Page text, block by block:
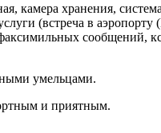
камера хранения,
(встреча в
сообщений,
умельцами.
и приятным.